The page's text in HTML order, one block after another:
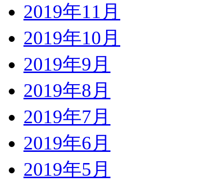
2019年11月
2019年10月
2019年9月
2019年8月
2019年7月
2019年6月
2019年5月